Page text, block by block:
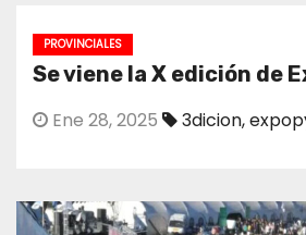
PROVINCIALES
Se viene la X edición de
Ene 28, 2025 3dicion,